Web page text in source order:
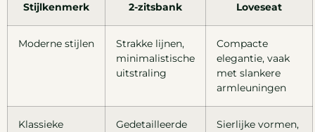
Stijlkenmerk 2-zitsbank Loveseat
Moderne stijlen
Strakke lijnen,
minimalistische
uitstraling
Compacte
elegantie, vaak
met slankere
armleuningen
Klassieke
Gedetailleerde
Sierlijke vormen,